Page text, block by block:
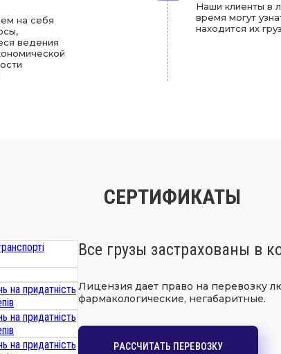
на себя
ведения
Наши клиенты в
время могут
находится их груз
СЕРТИФИКАТЫ
Все грузы застрахованы в
Лицензия дает право на перевозку
фармакологические, негабаритные.
РАССЧИТАТЬ ПЕРЕВОЗКУ